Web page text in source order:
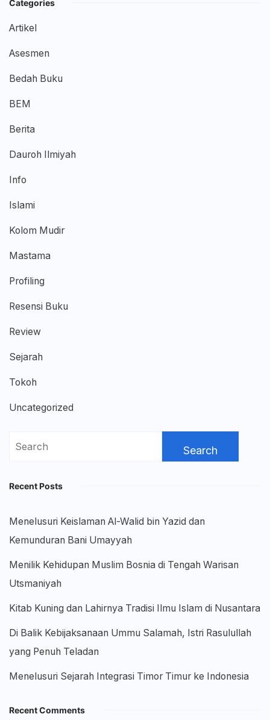
Categories
Artikel
Asesmen
Bedah Buku
BEM
Berita
Dauroh Ilmiyah
Info
Islami
Kolom Mudir
Mastama
Profiling
Resensi Buku
Review
Sejarah
Tokoh
Uncategorized
Search
Recent Posts
Menelusuri Keislaman Al-Walid bin Yazid dan
Kemunduran Bani Umayyah
Menilik Kehidupan Muslim Bosnia di Tengah Warisan
Utsmaniyah
Kitab Kuning dan Lahirnya Tradisi Ilmu Islam di Nusantara
Di Balik Kebijaksanaan Ummu Salamah, Istri Rasulullah
yang Penuh Teladan
Menelusuri Sejarah Integrasi Timor Timur ke Indonesia
Recent Comments